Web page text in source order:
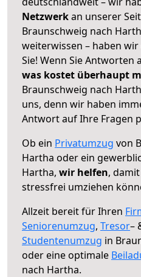
Netzwerkan unserer
Braunschweig nach
weiterwissen – haben
Sie! Wenn Sie Antworten
was kostet überhaupt
Braunschweig nach
uns, denn wir haben
Antwort auf Ihre Fragen
Ob ein Privatumzug von
Hartha oder ein
Hartha, wir helfen,
stressfrei umziehen
Allzeit bereit für Ihren
Seniorenumzug, Tresor–
Studentenumzug in
oder eine optimale
nach Hartha.